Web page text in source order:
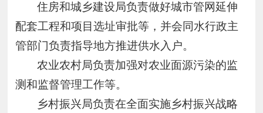
住房和城乡建设局负责做好城市管网延伸
配套工程和项目选址审批等，并会同水行政主
管部门负责指导地方推进供水入户。
农业农村局负责加强对农业面源污染的监
测和监督管理工作等。
乡村振兴局负责在全面实施乡村振兴战略